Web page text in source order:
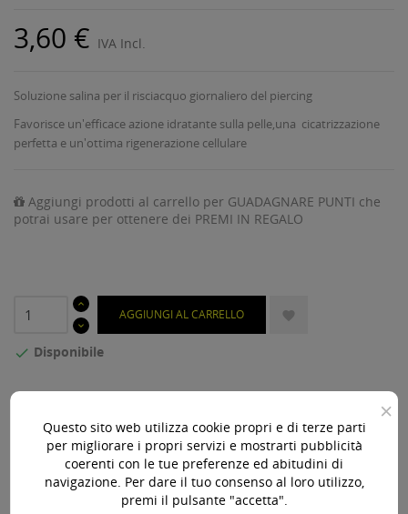
3,60 € IVA Incl.
Soluzione salina per il risciacquo giornaliero del piercing
Favorisce un'efficace azione idratante sulla pelle,una cicatrizzazione
perfetta e un'ottima rigenerazione cellulare
Aggiungi prodotti al carrello per GUADAGNARE PUNTI che
potrai usare per ottenere dei PREMI IN REGALO
AGGIUNGI AL CARRELLO 
 Disponibile
spedizione gratuita!
Paga online, alla consegna o in comode rate
×
Questo sito web utilizza cookie propri e di terze parti
per migliorare i propri servizi e mostrarti pubblicità
coerenti con le tue preferenze ed abitudini di
navigazione. Per dare il tuo consenso al loro utilizzo,
premi il pulsante "accetta".